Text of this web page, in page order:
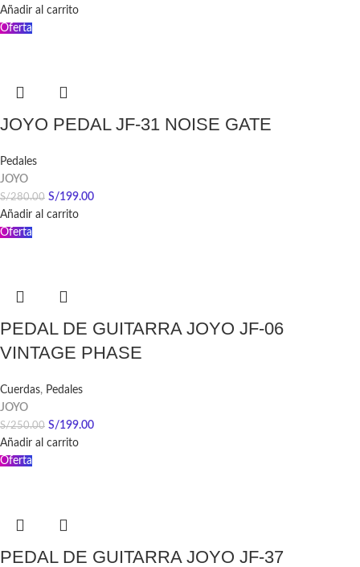
Añadir al carrito
Oferta
JOYO PEDAL JF-31 NOISE GATE
Pedales
JOYO
S/280.00 S/199.00
Añadir al carrito
Oferta
PEDAL DE GUITARRA JOYO JF-06
VINTAGE PHASE
Cuerdas, Pedales
JOYO
S/250.00 S/199.00
Añadir al carrito
Oferta
PEDAL DE GUITARRA JOYO JF-37